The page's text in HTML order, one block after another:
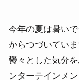
今年の夏は暑い
からつづいていま
鬱々とした気分
ンターテインメ